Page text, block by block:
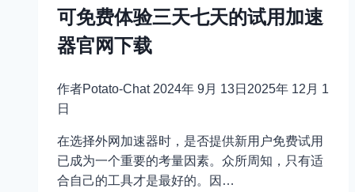
可免费体验三天七天的试用加速
器官网下载
作者Potato-Chat 2024年 9月 13日 2025年 12月 1
日
在选择外网加速器时，是否提供新用户免费试用
已成为一个重要的考量因素。众所周知，只有适
合自己的工具才是最好的。因…